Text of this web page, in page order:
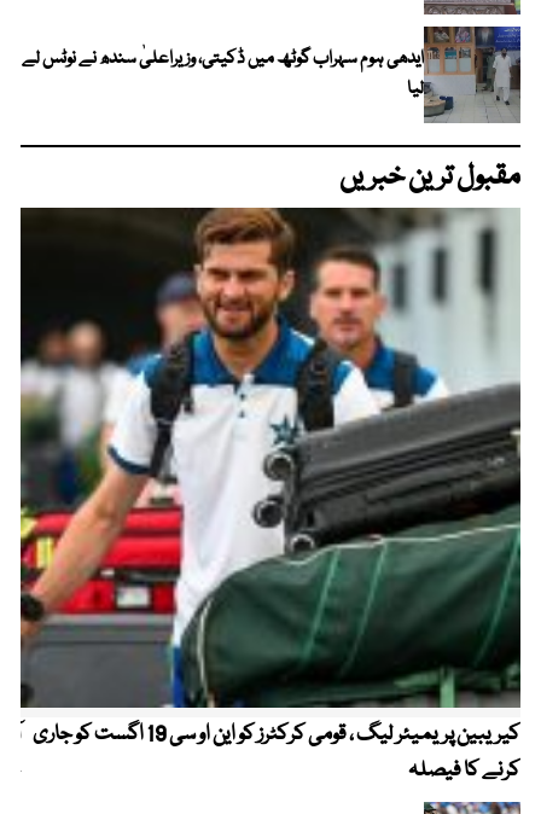
ایدھی ہوم سہراب گوٹھ میں ڈکیتی، وزیراعلیٰ سندھ نے نوٹس لے
لیا
مقبول ترین خبریں
کیریبین پریمیئر لیگ ، قومی کرکٹرز کو این او سی 19 اگست کو جاری
کرنے کا فیصلہ